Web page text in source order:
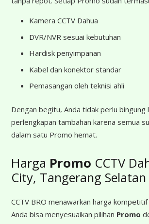
Kamera CCTV Dahua
DVR/NVR sesuai kebutuhan
Hardisk penyimpanan
Kabel dan konektor standar
Pemasangan oleh teknisi ahli
Dengan begitu, Anda tidak perlu bingung
perlengkapan tambahan karena semua
dalam satu Promo hemat.
Harga Promo CCTV
City, Tangerang Selatan
CCTV BRO menawarkan harga
Anda bisa menyesuaikan pilihan Promo